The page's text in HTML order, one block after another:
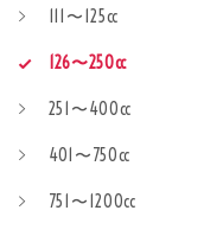
111〜125cc
126〜250cc
251〜400cc
401〜750cc
751〜1200cc